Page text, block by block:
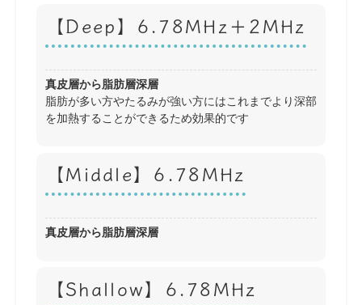
【Deep】6.78MHz＋2MHz
真皮層から脂肪層深層
脂肪が多い方やたるみが強い方にはこれまでより深部
を加熱することができるため効果的です
【Middle】6.78MHz
真皮層から脂肪層深層
【Shallow】6.78MHz